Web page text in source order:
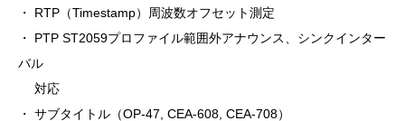
・ RTP（Timestamp）周波数オフセット測定
・ PTP ST2059プロファイル範囲外アナウンス、シンクインター
バル
対応
・ サブタイトル（OP-47, CEA-608, CEA-708）